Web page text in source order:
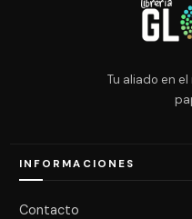
Tu aliado en
INFORMACIONES
Contacto